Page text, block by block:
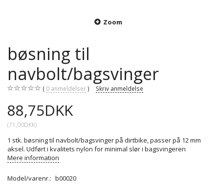
Zoom
bøsning til
navbolt/bagsvinger
0 anmeldelser Skriv anmeldelse
88,75DKK
(71,00DKK)
1 stk. bøsning til navbolt/bagsvinger på dirtbike, passer på 12 mm
aksel. Udført i kvalitets nylon for minimal slør i bagsvingeren
Mere information
Model/varenr.: b00020